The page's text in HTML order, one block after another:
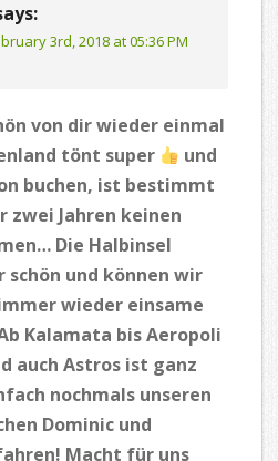
3rd, 2018 at 05:36 PM
von dir wieder einmal
tönt super
und
buchen, ist bestimmt
zwei Jahren keinen
Die Halbinsel
schön und können wir
wieder einsame
Kalamata bis Aeropoli
auch Astros ist ganz
nochmals unseren
Dominic und
Macht für uns